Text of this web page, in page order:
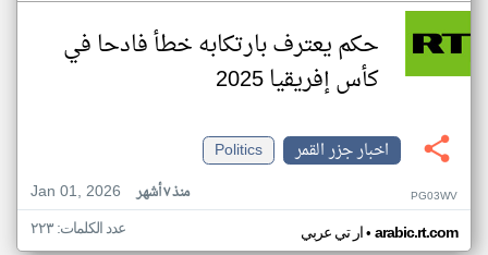
حكم يعترف بارتكابه خطأ فادحا في
كأس إفريقيا 2025
اخبار جزر القمر
Politics
Jan 01, 2026
منذ ٧ أشهر PG03WV
ار تي عربي• arabic.rt.com عدد الكلمات: ٢٢٣